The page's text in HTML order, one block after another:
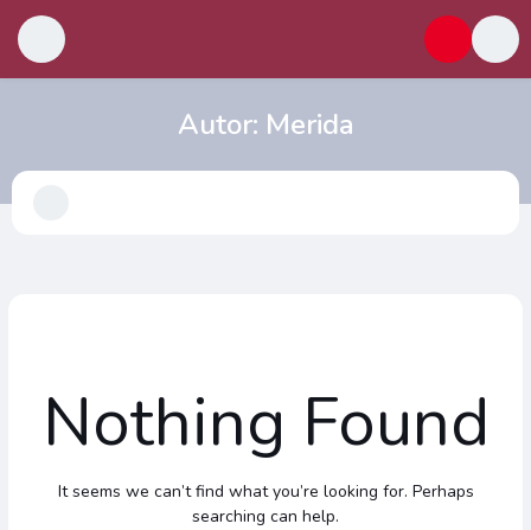
Autor: Merida
Nothing Found
It seems we can’t find what you’re looking for. Perhaps
searching can help.